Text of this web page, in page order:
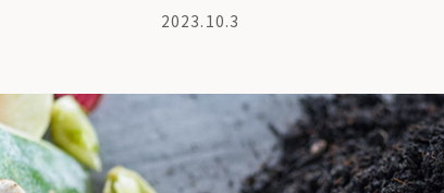
2023.10.3
コンポストとは 商品紹介 よくある質問・LINEサポートも